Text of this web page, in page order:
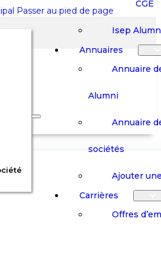
Passer au pied de page
sur le site
Panier
CGE
Isep
Annuaires
Annuaire
Alumni
Annuaire
sociétés
Ajouter
Carrières
Offres